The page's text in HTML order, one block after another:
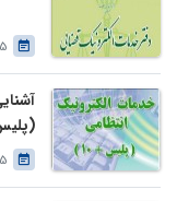
25
25